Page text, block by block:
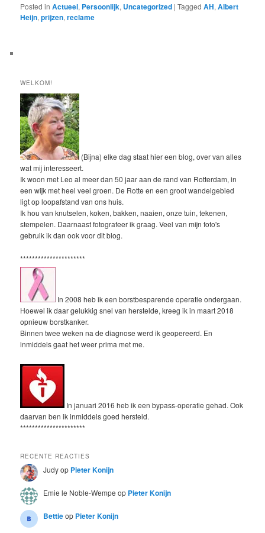
Posted in Actueel, Persoonlijk, Uncategorized |Tagged AH,Albert
Heijn,prijzen,reclame
WELKOM!
(Bijna) elke dag staat hier een blog, over van alles
wat mij interesseert.
Ik woon met Leo al meer dan 50 jaar aan de rand van Rotterdam, in
een wijk met heel veel groen. De Rotte en een groot wandelgebied
ligt op loopafstand van ons huis.
Ik hou van knutselen, koken, bakken, naaien, onze tuin, tekenen,
stempelen. Daarnaast fotografeer ik graag. Veel van mijn foto's
gebruik ik dan ook voor dit blog.
**********************
In 2008 heb ik een borstbesparende operatie ondergaan.
Hoewel ik daar gelukkig snel van herstelde, kreeg ik in maart 2018
opnieuw borstkanker.
Binnen twee weken na de diagnose werd ik geopereerd. En
inmiddels gaat het weer prima met me.
In januari 2016 heb ik een bypass-operatie gehad. Ook
daarvan ben ik inmiddels goed hersteld.
**********************
RECENTE REACTIES
Judyop Pieter Konijn
Emie le Noble-Wempe op Pieter Konijn
Bettieop Pieter Konijn